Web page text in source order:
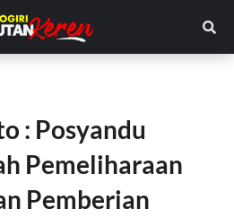
: Posyandu
Pemeliharaan
Pemberian